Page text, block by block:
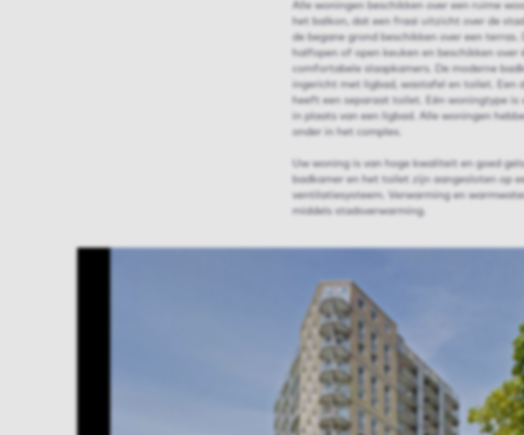
Alle woningen beschikken over een ruime
het balkon, dat een fraai uitzicht over de
de begane grond beschikken over een terras.
halfopen of open keuken en beschikken over
comfortabele slaapkamers. De moderne
ingericht met ligbad, wastafel en toilet. Een
heeft een separaat toilet. Eén woningtype is
in plaats van een ligbad. Alle woningen
onder in het complex.
Uw woning is van hoge kwaliteit en goed
badkamer en het toilet zijn aangesloten op
ventilatiesysteem. Verwarming en
middels stadsverwarming.